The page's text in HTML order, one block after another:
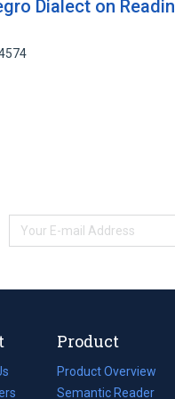
Dialect on
Product
Product Overview
Semantic Reader